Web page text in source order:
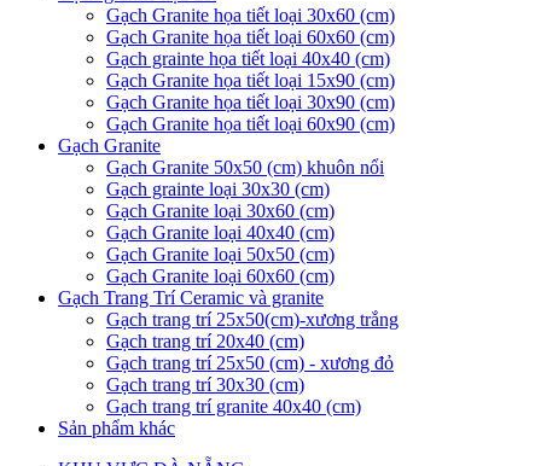
Gạch Granite họa tiết loại 30x60 (cm)
Gạch Granite họa tiết loại 60x60 (cm)
Gạch grainte họa tiết loại 40x40 (cm)
Gạch Granite họa tiết loại 15x90 (cm)
Gạch Granite họa tiết loại 30x90 (cm)
Gạch Granite họa tiết loại 60x90 (cm)
Gạch Granite
Gạch Granite 50x50 (cm) khuôn nổi
Gạch grainte loại 30x30 (cm)
Gạch Granite loại 30x60 (cm)
Gạch Granite loại 40x40 (cm)
Gạch Granite loại 50x50 (cm)
Gạch Granite loại 60x60 (cm)
Gạch Trang Trí Ceramic và granite
Gạch trang trí 25x50(cm)-xương trắng
Gạch trang trí 20x40 (cm)
Gạch trang trí 25x50 (cm) - xương đỏ
Gạch trang trí 30x30 (cm)
Gạch trang trí granite 40x40 (cm)
Sản phẩm khác